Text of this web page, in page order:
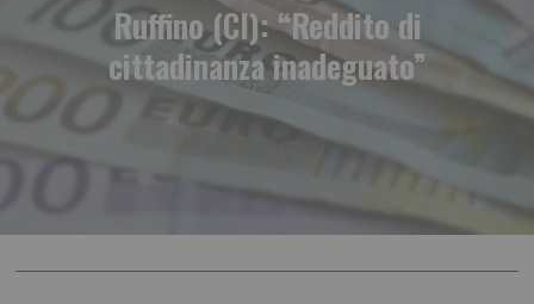
Ruffino (CI): “Reddito di
cittadinanza inadeguato”